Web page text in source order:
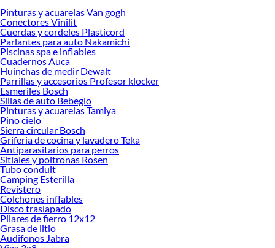
Desde remodelaciones hasta proyectos de decoración, estamos aquí para hacer
tus ideas realidad. ¡Visítanos y encuentra todo lo que tenemos para ofrecerte en
Bombas de superficie!
Explora la variedad de productos de Bombas de superficie en Sodimac
Herramientas, materiales y accesorios de calidad para tus proyectos y
renovación de espacios. ¡Visítanos y descubre todo lo que tenemos para
ofrecerte!
Encuentra una amplia variedad de productos de Bombas de superficie en
Sodimac. Encuentra todo lo necesario para tus proyectos de renovación y
decoración. ¡Visítanos y haz tus ideas realidad!
Pinturas y acuarelas Van gogh
Conectores Vinilit
Cuerdas y cordeles Plasticord
Parlantes para auto Nakamichi
Piscinas spa e inflables
Cuadernos Auca
Huinchas de medir Dewalt
Parrillas y accesorios Profesor klocker
Esmeriles Bosch
Sillas de auto Bebeglo
Pinturas y acuarelas Tamiya
Pino cielo
Sierra circular Bosch
Griferia de cocina y lavadero Teka
Antiparasitarios para perros
Sitiales y poltronas Rosen
Tubo conduit
Camping Esterilla
Revistero
Colchones inflables
Disco traslapado
Pilares de fierro 12x12
Grasa de litio
Audifonos Jabra